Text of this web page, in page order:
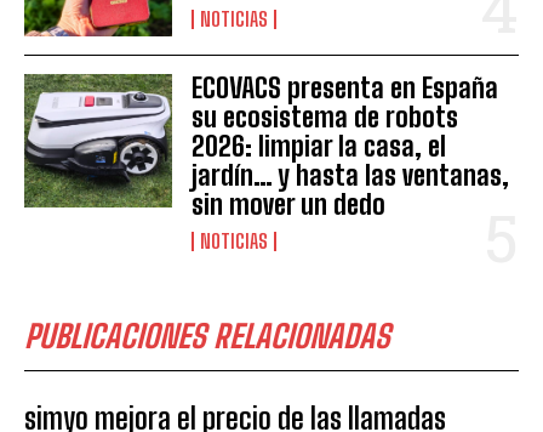
NOTICIAS
ECOVACS presenta en España
su ecosistema de robots
2026: limpiar la casa, el
jardín… y hasta las ventanas,
sin mover un dedo
NOTICIAS
PUBLICACIONES RELACIONADAS
simyo mejora el precio de las llamadas